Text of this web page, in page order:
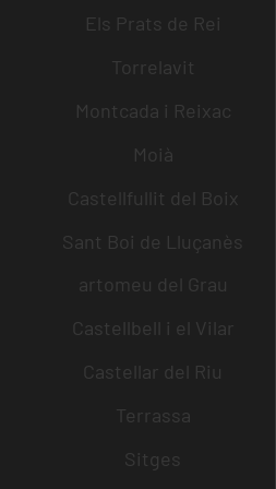
Els Prats de Rei
Torrelavit
Montcada i Reixac
Moià
Castellfullit del Boix
Sant Boi de Lluçanès
artomeu del Grau
Castellbell i el Vilar
Castellar del Riu
Terrassa
Sitges